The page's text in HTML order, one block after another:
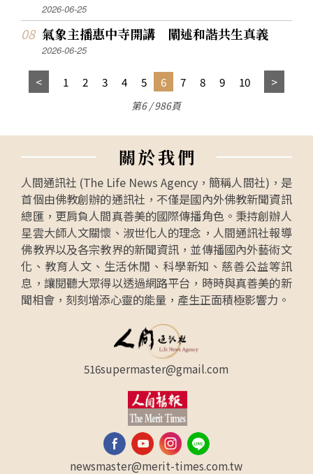
2026-06-25
氣象主播惠中寺開講 闡述和諧共生真義
2026-06-25
1 2 3 4 5 6 7 8 9 10
第6 / 986頁
關於我們
人間通訊社 (The Life News Agency，簡稱人間社)，是
首個由佛教創辦的通訊社，不僅是國內外佛教新聞資訊
總匯，更肩負人間真善美的國際傳播角色。秉持創辦人
星雲大師人文關懷、淑世化人的理念，人間通訊社報導
佛教界以及各宗教界的新聞資訊，並傳播國內外藝術文
化、教育人文、生活休閒、科學新知、慈善公益等訊
息，讓閱聽大眾得以透過網路平台，時時與真善美的新
聞相會，刻刻增添心靈的能量，產生正面積極影響力。
516supermaster@gmail.com
newsmaster@merit-times.com.tw